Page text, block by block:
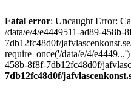
Fatal error: Uncaught Error:
/data/e/4/e4449511-ad89-
7db12fc48d0f/
require_once('/data/e/4/
458b-8f8f-7db12fc48d0f/
7db12fc48d0f/